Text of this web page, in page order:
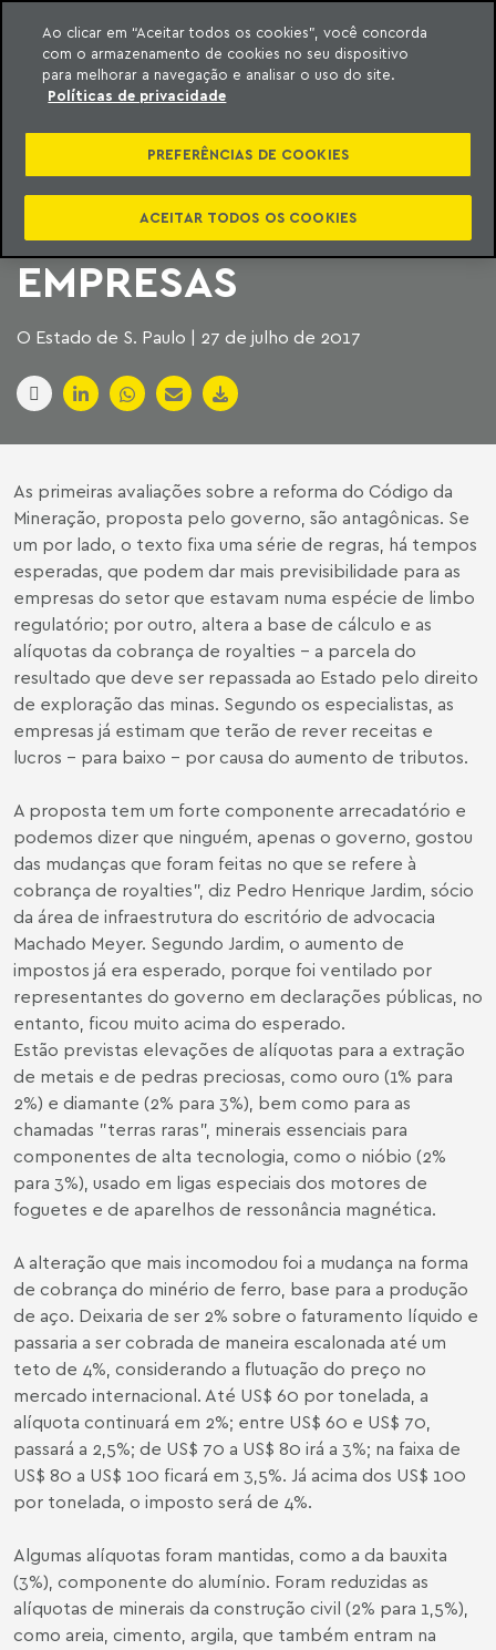
o conteúdo
Machado Meyer
NOVO CÓDIGO DA
MINERAÇÃO VAI
ELEVAR CUSTO DE
EMPRESAS
O Estado de S. Paulo | 27 de julho de 2017
As primeiras avaliações sobre a reforma do Código da
Mineração, proposta pelo governo, são antagônicas. Se
um por lado, o texto fixa uma série de regras, há tempos
esperadas, que podem dar mais previsibilidade para as
empresas do setor que estavam numa espécie de limbo
regulatório; por outro, altera a base de cálculo e as
alíquotas da cobrança de royalties - a parcela do
resultado que deve ser repassada ao Estado pelo direito
de exploração das minas. Segundo os especialistas, as
empresas já estimam que terão de rever receitas e
lucros - para baixo - por causa do aumento de tributos.
A proposta tem um forte componente arrecadatório e
podemos dizer que ninguém, apenas o governo, gostou
das mudanças que foram feitas no que se refere à
cobrança de royalties", diz Pedro Henrique Jardim, sócio
da área de infraestrutura do escritório de advocacia
Machado Meyer. Segundo Jardim, o aumento de
impostos já era esperado, porque foi ventilado por
representantes do governo em declarações públicas, no
entanto, ficou muito acima do esperado.
Estão previstas elevações de alíquotas para a extração
de metais e de pedras preciosas, como ouro (1% para
2%) e diamante (2% para 3%), bem como para as
chamadas "terras raras", minerais essenciais para
componentes de alta tecnologia, como o nióbio (2%
para 3%), usado em ligas especiais dos motores de
foguetes e de aparelhos de ressonância magnética.
A alteração que mais incomodou foi a mudança na forma
de cobrança do minério de ferro, base para a produção
de aço. Deixaria de ser 2% sobre o faturamento líquido e
passaria a ser cobrada de maneira escalonada até um
teto de 4%, considerando a flutuação do preço no
mercado internacional. Até US$ 60 por tonelada, a
alíquota continuará em 2%; entre US$ 60 e US$ 70,
passará a 2,5%; de US$ 70 a US$ 80 irá a 3%; na faixa de
US$ 80 a US$ 100 ficará em 3,5%. Já acima dos US$ 100
por tonelada, o imposto será de 4%.
Algumas alíquotas foram mantidas, como a da bauxita
(3%), componente do alumínio. Foram reduzidas as
alíquotas de minerais da construção civil (2% para 1,5%),
como areia, cimento, argila, que também entram na
Ao clicar em “Aceitar todos os cookies”, você concorda
com o armazenamento de cookies no seu dispositivo
para melhorar a navegação e analisar o uso do site.
Políticas de privacidade
PREFERÊNCIAS DE COOKIES
ACEITAR TODOS OS COOKIES